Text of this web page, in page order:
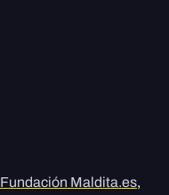
Fundación Maldita.es,